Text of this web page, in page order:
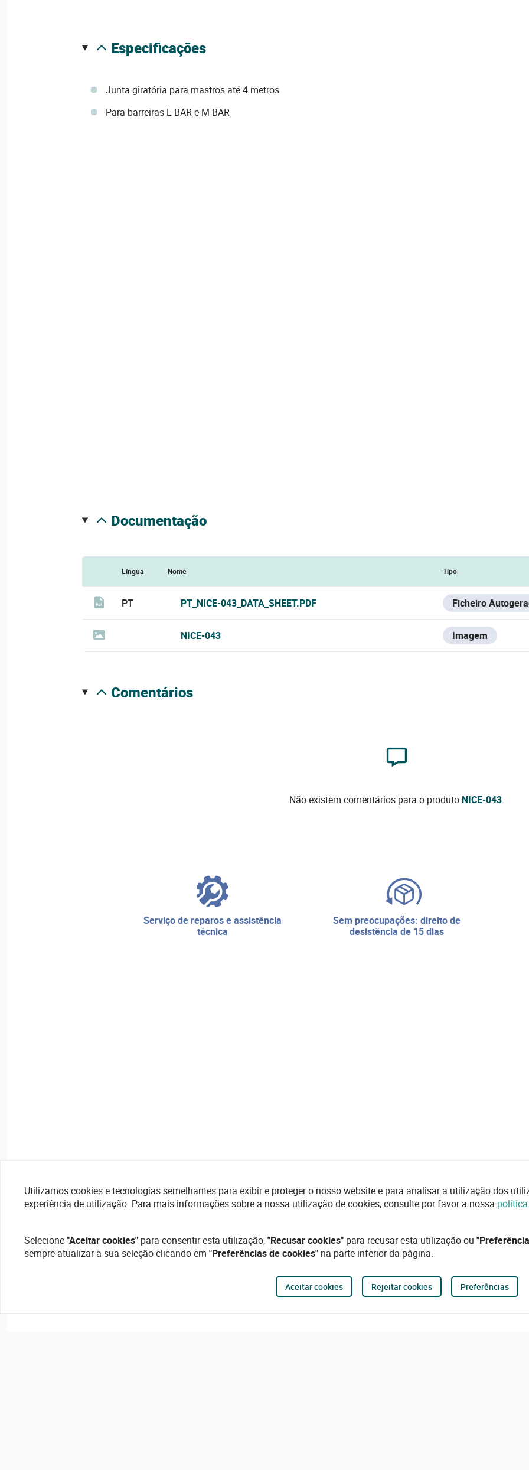
especificações
Junta giratória para mastros até 4 metros
Para barreiras L-BAR e M-BAR
documentação
Língua Nome Tipo
PT PT_NICE-043_DATA_SHEET.PDF Ficheiro
NICE-043 Imagem
comentários
Não existem comentários para o produto NICE-043.
serviço de reparos e assistência
técnica
sem preocupações: direito de
desistência de 15 dias
Utilizamos cookies e tecnologias semelhantes para exibir e proteger o nosso website e para analisar a utilização dos
experiência de utilização. Para mais informações sobre a nossa utilização de cookies, consulte por favor a nossa
Selecione"Aceitar cookies" para consentir esta utilização,"Recusar cookies" para recusar esta utilização ou
sempre atualizar a sua seleção clicando em "Preferências de cookies" na parte inferior da página.
Aceitar cookies Rejeitar cookies Preferências